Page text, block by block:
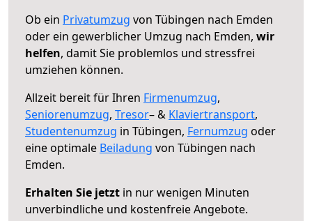
Ob ein Privatumzug von Tübingen nach Emden
oder ein gewerblicher Umzug nach Emden, wir
helfen, damit Sie problemlos und stressfrei
umziehen können.
Allzeit bereit für Ihren Firmenumzug,
Seniorenumzug, Tresor– & Klaviertransport,
Studentenumzug in Tübingen, Fernumzug oder
eine optimale Beiladung von Tübingen nach
Emden.
Erhalten Sie jetzt in nur wenigen Minuten
unverbindliche und kostenfreie Angebote.